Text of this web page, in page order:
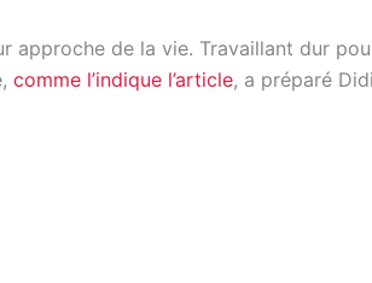
approche de la vie. Travaillant dur
comme l’indique l’article, a préparé